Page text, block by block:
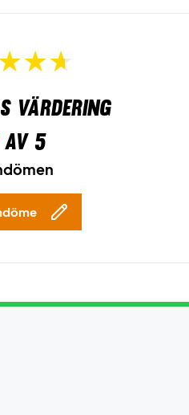
värdering
5